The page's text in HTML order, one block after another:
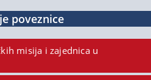
poveznice
misija i zajednica u